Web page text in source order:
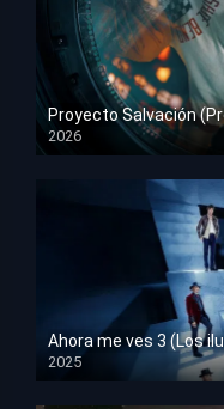
Proyecto Salvación
2026
HD 1080p
Ahora me ves 3 (Los
2025
HD 1080p